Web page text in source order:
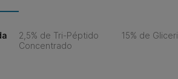
2,5% de Tri-Péptido
Concentrado
15% de